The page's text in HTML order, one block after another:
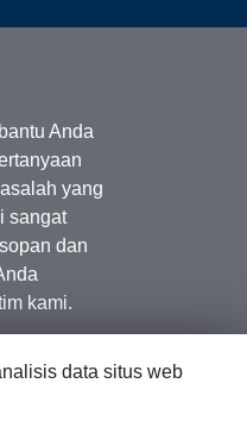
Anda
yang
sangat
dan
kami.
data situs web